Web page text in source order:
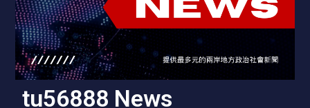
tu56888 News